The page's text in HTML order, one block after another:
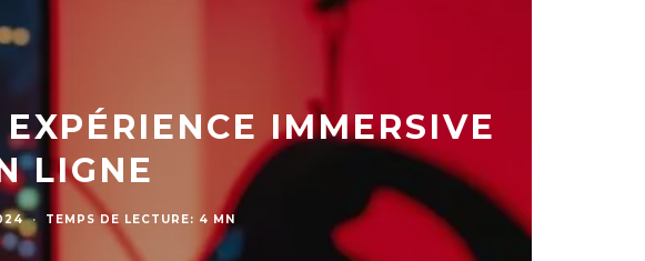
IMMERSIVE
LIGNE
· TEMPS DE LECTURE: 4 MN